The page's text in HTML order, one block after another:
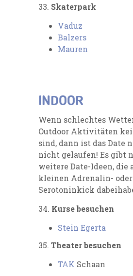
33. Skaterpark
Vaduz
Balzers
Mauren
INDOOR
Wenn schlechtes
Outdoor Aktivitäten
sind, dann ist das Date
nicht gelaufen! Es gibt
weitere Date-Ideen, die
kleinen Adrenalin- oder
Serotoninkick
34. Kurse besuchen
Stein Egerta
35. Theater besuchen
TAK Schaan